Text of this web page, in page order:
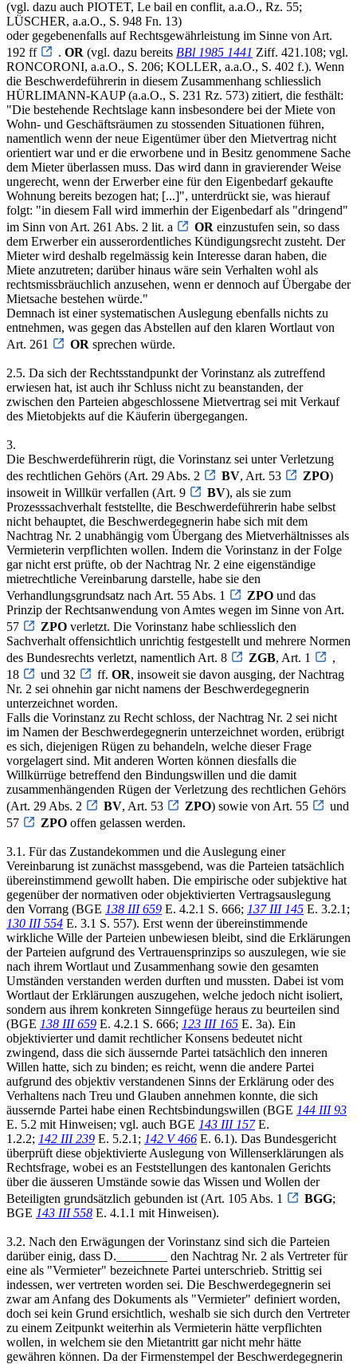
(vgl. dazu auch PIOTET, Le bail en conflit, a.a.O., Rz. 55;
LÜSCHER, a.a.O., S. 948 Fn. 13)
oder gegebenenfalls auf Rechtsgewährleistung im Sinne von Art.
192 ff
. OR (vgl. dazu bereits BBl 1985 1441 Ziff. 421.108; vgl.
RONCORONI, a.a.O., S. 206; KOLLER, a.a.O., S. 402 f.). Wenn
die Beschwerdeführerin in diesem Zusammenhang schliesslich
HÜRLIMANN-KAUP (a.a.O., S. 231 Rz. 573) zitiert, die festhält:
"Die bestehende Rechtslage kann insbesondere bei der Miete von
Wohn- und Geschäftsräumen zu stossenden Situationen führen,
namentlich wenn der neue Eigentümer über den Mietvertrag nicht
orientiert war und er die erworbene und in Besitz genommene Sache
dem Mieter überlassen muss. Das wird dann in gravierender Weise
ungerecht, wenn der Erwerber eine für den Eigenbedarf gekaufte
Wohnung bereits bezogen hat; [...]", unterdrückt sie, was hierauf
folgt: "in diesem Fall wird immerhin der Eigenbedarf als "dringend"
im Sinn von Art. 261 Abs. 2 lit. a
OR einzustufen sein, so dass
dem Erwerber ein ausserordentliches Kündigungsrecht zusteht. Der
Mieter wird deshalb regelmässig kein Interesse daran haben, die
Miete anzutreten; darüber hinaus wäre sein Verhalten wohl als
rechtsmissbräuchlich anzusehen, wenn er dennoch auf Übergabe der
Mietsache bestehen würde."
Demnach ist einer systematischen Auslegung ebenfalls nichts zu
entnehmen, was gegen das Abstellen auf den klaren Wortlaut von
Art. 261
OR sprechen würde.
2.5. Da sich der Rechtsstandpunkt der Vorinstanz als zutreffend
erwiesen hat, ist auch ihr Schluss nicht zu beanstanden, der
zwischen den Parteien abgeschlossene Mietvertrag sei mit Verkauf
des Mietobjekts auf die Käuferin übergegangen.
3.
Die Beschwerdeführerin rügt, die Vorinstanz sei unter Verletzung
des rechtlichen Gehörs (Art. 29 Abs. 2
BV, Art. 53 ZPO)
insoweit in Willkür verfallen (Art. 9
BV), als sie zum
Prozesssachverhalt feststellte, die Beschwerdeführerin habe selbst
nicht behauptet, die Beschwerdegegnerin habe sich mit dem
Nachtrag Nr. 2 unabhängig vom Übergang des Mietverhältnisses als
Vermieterin verpflichten wollen. Indem die Vorinstanz in der Folge
gar nicht erst prüfte, ob der Nachtrag Nr. 2 eine eigenständige
mietrechtliche Vereinbarung darstelle, habe sie den
Verhandlungsgrundsatz nach Art. 55 Abs. 1
ZPO und das
Prinzip der Rechtsanwendung von Amtes wegen im Sinne von Art.
57
ZPO verletzt. Die Vorinstanz habe schliesslich den
Sachverhalt offensichtlich unrichtig festgestellt und mehrere Normen
des Bundesrechts verletzt, namentlich Art. 8
ZGB, Art. 1
,
18
und 32 ff. OR, insoweit sie davon ausging, der Nachtrag
Nr. 2 sei ohnehin gar nicht namens der Beschwerdegegnerin
unterzeichnet worden.
Falls die Vorinstanz zu Recht schloss, der Nachtrag Nr. 2 sei nicht
im Namen der Beschwerdegegnerin unterzeichnet worden, erübrigt
es sich, diejenigen Rügen zu behandeln, welche dieser Frage
vorgelagert sind. Mit anderen Worten können diesfalls die
Willkürrüge betreffend den Bindungswillen und die damit
zusammenhängenden Rügen der Verletzung des rechtlichen Gehörs
(Art. 29 Abs. 2
BV, Art. 53 ZPO) sowie von Art. 55
und
57
ZPO offen gelassen werden.
3.1. Für das Zustandekommen und die Auslegung einer
Vereinbarung ist zunächst massgebend, was die Parteien tatsächlich
übereinstimmend gewollt haben. Die empirische oder subjektive hat
gegenüber der normativen oder objektivierten Vertragsauslegung
den Vorrang (BGE 138 III 659 E. 4.2.1 S. 666; 137 III 145 E. 3.2.1;
130 III 554 E. 3.1 S. 557). Erst wenn der übereinstimmende
wirkliche Wille der Parteien unbewiesen bleibt, sind die Erklärungen
der Parteien aufgrund des Vertrauensprinzips so auszulegen, wie sie
nach ihrem Wortlaut und Zusammenhang sowie den gesamten
Umständen verstanden werden durften und mussten. Dabei ist vom
Wortlaut der Erklärungen auszugehen, welche jedoch nicht isoliert,
sondern aus ihrem konkreten Sinngefüge heraus zu beurteilen sind
(BGE 138 III 659 E. 4.2.1 S. 666; 123 III 165 E. 3a). Ein
objektivierter und damit rechtlicher Konsens bedeutet nicht
zwingend, dass die sich äussernde Partei tatsächlich den inneren
Willen hatte, sich zu binden; es reicht, wenn die andere Partei
aufgrund des objektiv verstandenen Sinns der Erklärung oder des
Verhaltens nach Treu und Glauben annehmen konnte, die sich
äussernde Partei habe einen Rechtsbindungswillen (BGE 144 III 93
E. 5.2 mit Hinweisen; vgl. auch BGE 143 III 157E.
1.2.2; 142 III 239 E. 5.2.1; 142 V 466 E. 6.1). Das Bundesgericht
überprüft diese objektivierte Auslegung von Willenserklärungen als
Rechtsfrage, wobei es an Feststellungen des kantonalen Gerichts
über die äusseren Umstände sowie das Wissen und Wollen der
Beteiligten grundsätzlich gebunden ist (Art. 105 Abs. 1
BGG;
BGE 143 III 558 E. 4.1.1 mit Hinweisen).
3.2. Nach den Erwägungen der Vorinstanz sind sich die Parteien
darüber einig, dass D.________ den Nachtrag Nr. 2 als Vertreter für
eine als "Vermieter" bezeichnete Partei unterschrieb. Strittig sei
indessen, wer vertreten worden sei. Die Beschwerdegegnerin sei
zwar am Anfang des Dokuments als "Vermieter" definiert worden,
doch sei kein Grund ersichtlich, weshalb sie sich durch den Vertreter
zu einem Zeitpunkt weiterhin als Vermieterin hätte verpflichten
wollen, in welchem sie den Mietantritt gar nicht mehr hätte
gewähren können. Da der Firmenstempel der Beschwerdegegnerin